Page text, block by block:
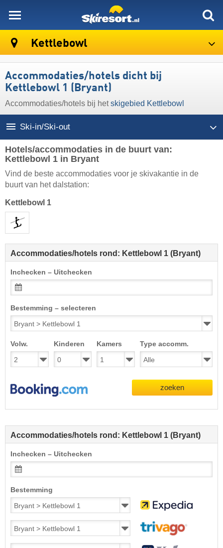
Kettlebowl
Accommodaties/hotels dicht bij
Kettlebowl 1 (Bryant)
Accommodaties/hotels bij hetskigebied Kettlebowl
Ski-in/Ski-out
Hotels/accommodaties in de buurt van:
Kettlebowl 1 in Bryant
Vind de beste accommodaties voor je skivakantie in de
buurt van het dalstation:
Kettlebowl 1
Accommodaties/hotels rond: Kettlebowl 1 (Bryant)
Inchecken – Uitchecken
Bestemming – selecteren
Volw. Kinderen Kamers Type accomm.
zoeken
Accommodaties/hotels rond: Kettlebowl 1 (Bryant)
Inchecken – Uitchecken
Bestemming